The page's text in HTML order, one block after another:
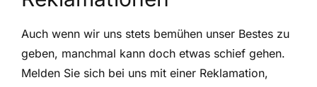
Auch wenn wir uns stets bemühen unser Bestes zu
geben, manchmal kann doch etwas schief gehen.
Melden Sie sich bei uns mit einer Reklamation,